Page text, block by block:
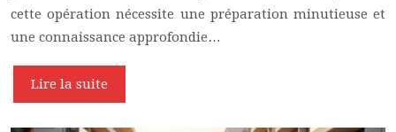
cette opération nécessite une préparation minutieuse et
une connaissance approfondie…
Lire la suite